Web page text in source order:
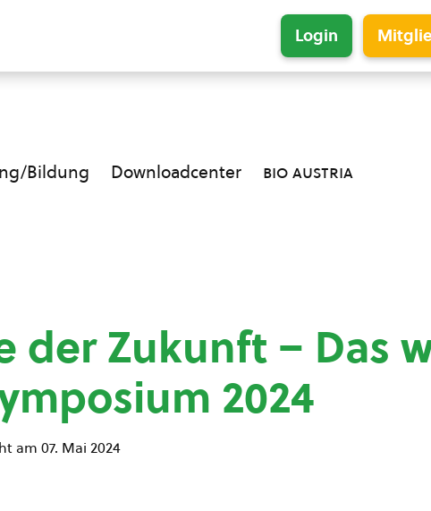
Login
Bildung Downloadcenter bio austria
der Zukunft – Das
2024
am 07. Mai 2024